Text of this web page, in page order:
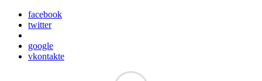
facebook
twitter
google
vkontakte